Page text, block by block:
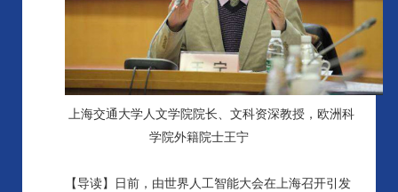
上海交通大学人文学院院长、文科资深教授，欧洲科
学院外籍院士王宁
【导读】日前，由世界人工智能大会在上海召开引发